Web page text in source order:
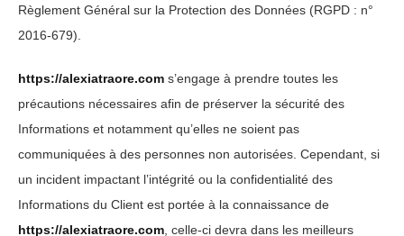
Règlement Général sur la Protection des Données (RGPD : n°
2016-679).
https://alexiatraore.com s’engage à prendre toutes les
précautions nécessaires afin de préserver la sécurité des
Informations et notamment qu’elles ne soient pas
communiquées à des personnes non autorisées. Cependant, si
un incident impactant l’intégrité ou la confidentialité des
Informations du Client est portée à la connaissance de
https://alexiatraore.com , celle-ci devra dans les meilleurs